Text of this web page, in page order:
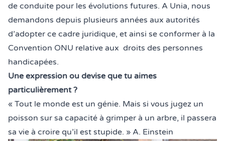
de conduite pour les évolutions futures. A Unia, nous
demandons depuis plusieurs années aux autorités
d’adopter ce cadre juridique, et ainsi se conformer à la
Convention ONU relative aux droits des personnes
handicapées.
Une expression ou devise que tu aimes
particulièrement ?
« Tout le monde est un génie. Mais si vous jugez un
poisson sur sa capacité à grimper à un arbre, il passera
sa vie à croire qu’il est stupide. » A. Einstein